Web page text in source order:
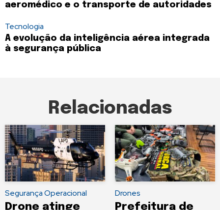
aeromédico e o transporte de autoridades
Tecnologia
A evolução da inteligência aérea integrada
à segurança pública
Relacionadas
Segurança Operacional
Drone atinge
Drones
Prefeitura de